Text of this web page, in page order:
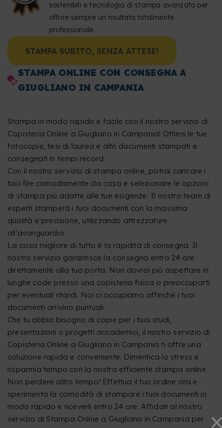
sostenibili e tecnologia di stampa avanzata per
offrire sempre un risultato totalmente
professionale.
STAMPA SUBITO, SENZA ATTESE!
STAMPA ONLINE CON CONSEGNA A
GIUGLIANO IN CAMPANIA
Stampa in modo rapido e facile con il nostro servizio di
Copisteria Online a Giugliano in Campania! Ottieni le tue
fotocopie, tesi di laurea e altri documenti stampati e
consegnati in tempi record.
Con il nostro servizio di stampa online, potrai caricare i
tuoi file comodamente da casa e selezionare le opzioni
di stampa più adatte alle tue esigenze. Il nostro team di
esperti stamperà i tuoi documenti con la massima
qualità e precisione, utilizzando attrezzature
all'avanguardia.
La cosa migliore di tutto è la rapidità di consegna. Il
nostro servizio garantisce la consegna entro 24 ore
direttamente alla tua porta. Non dovrai più aspettare in
lunghe code presso una copisteria fisica o preoccuparti
per eventuali ritardi. Noi ci occupiamo affinché i tuoi
documenti arrivino puntuali.
Che tu abbia bisogno di copie per i tuoi studi,
presentazioni o progetti accademici, il nostro servizio di
Copisteria Online a Giugliano in Campania ti offre una
soluzione rapida e conveniente. Dimentica lo stress e
risparmia tempo con la nostra efficiente stampa online.
Non perdere altro tempo! Effettua il tuo ordine ora e
sperimenta la comodità di stampare i tuoi documenti in
modo rapido e riceverli entro 24 ore. Affidati al nostro
servizio di Stampa Online a Giugliano in Campania per